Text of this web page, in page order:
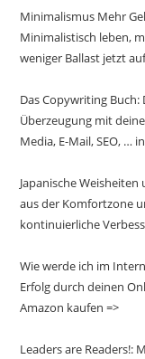
Minimalismus Mehr
Minimalistisch leben,
weniger Ballast jetzt
Das Copywriting
Überzeugung mit
Media, E-Mail, SEO, …
Japanische
aus der Komfortzone
kontinuierliche
Wie werde ich im
Erfolg durch deinen
Amazon kaufen =>
Leaders are Readers!: